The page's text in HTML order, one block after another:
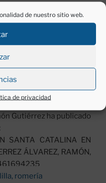
de nuestro sitio web.
de privacidad
de sus propietarios.
se usó como corral de
andanzas por el
Gutiérrez ha publicado
SANTA CATALINA EN
ÁLVAREZ, RAMÓN,